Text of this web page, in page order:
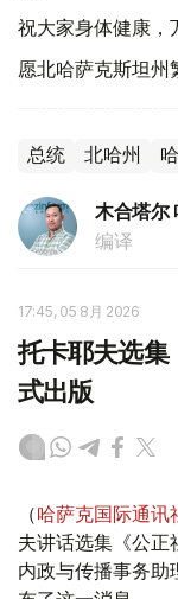
祝大家身体健康，
愿北哈萨克斯坦州
总统 北哈州
木合塔尔
编译
17:45, 05 8月 2026
托卡耶夫选
式出版
（哈萨克国际通讯
夫讲话选集《公
内政与传播事务助